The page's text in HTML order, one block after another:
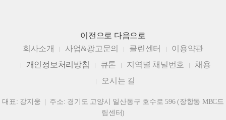
이전으로 다음으로
회사소개
사업&광고문의 클린센터
이용약관
개인정보처리방침
큐톤 지역별 채널번호
채용
오시는 길
대표: 강지웅 | 주소: 경기도 고양시 일산동구 호수로 596 (장항동 MBC드
림센터)